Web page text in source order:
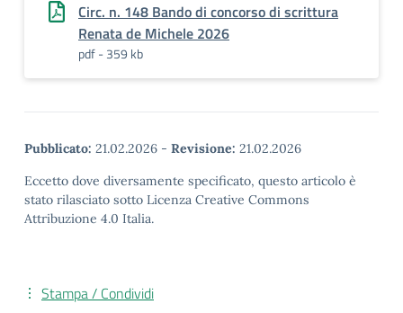
Circ. n. 148 Bando di concorso di scrittura
Renata de Michele 2026
pdf - 359 kb
Pubblicato: 21.02.2026 - Revisione: 21.02.2026
Eccetto dove diversamente specificato, questo articolo è
stato rilasciato sotto Licenza Creative Commons
Attribuzione 4.0 Italia.
Stampa / Condividi